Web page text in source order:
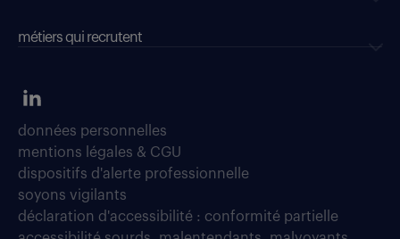
métiers qui recrutent
données personnelles
mentions légales & CGU
dispositifs d'alerte professionnelle
soyons vigilants
déclaration d'accessibilité : conformité partielle